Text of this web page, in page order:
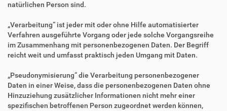
natürlichen Person sind.
„Verarbeitung“ ist jeder mit oder ohne Hilfe automatisierter
Verfahren ausgeführte Vorgang oder jede solche Vorgangsreihe
im Zusammenhang mit personenbezogenen Daten. Der Begriff
reicht weit und umfasst praktisch jeden Umgang mit Daten.
„Pseudonymisierung“ die Verarbeitung personenbezogener
Daten in einer Weise, dass die personenbezogenen Daten ohne
Hinzuziehung zusätzlicher Informationen nicht mehr einer
spezifischen betroffenen Person zugeordnet werden können,